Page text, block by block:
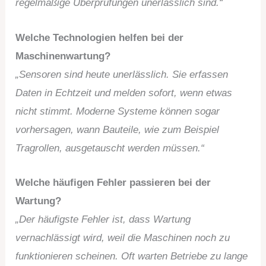
regelmäßige Überprüfungen unerlässlich sind.“
Welche Technologien helfen bei der
Maschinenwartung?
„Sensoren sind heute unerlässlich. Sie erfassen
Daten in Echtzeit und melden sofort, wenn etwas
nicht stimmt. Moderne Systeme können sogar
vorhersagen, wann Bauteile, wie zum Beispiel
Tragrollen, ausgetauscht werden müssen.“
Welche häufigen Fehler passieren bei der
Wartung?
„Der häufigste Fehler ist, dass Wartung
vernachlässigt wird, weil die Maschinen noch zu
funktionieren scheinen. Oft warten Betriebe zu lange